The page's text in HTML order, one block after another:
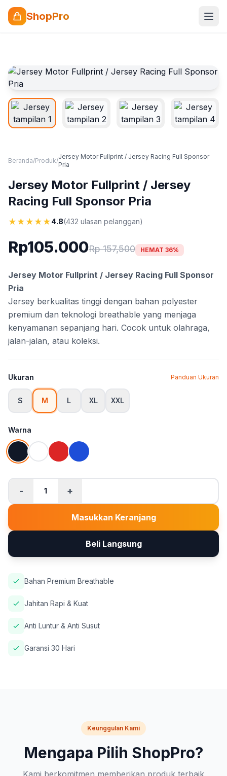
ShopPro
Beranda/Produk/
Jersey Motor Fullprint / Jersey Racing Full Sponsor
Pria
Jersey Motor Fullprint / Jersey
Racing Full Sponsor Pria
★ ★ ★ ★ ★4.8(432 ulasan pelanggan)
Rp105.000Rp 157,500 HEMAT 36%
Jersey Motor Fullprint / Jersey Racing Full Sponsor
Pria
Jersey berkualitas tinggi dengan bahan polyester
premium dan teknologi breathable yang menjaga
kenyamanan sepanjang hari. Cocok untuk olahraga,
jalan-jalan, atau koleksi.
Ukuran Panduan Ukuran
S M L XL XXL
Warna
- 1 +
Masukkan Keranjang
Beli Langsung
Bahan Premium Breathable
Jahitan Rapi & Kuat
Anti Luntur & Anti Susut
Garansi 30 Hari
Keunggulan Kami
Mengapa Pilih ShopPro?
Kami berkomitmen memberikan produk terbaik